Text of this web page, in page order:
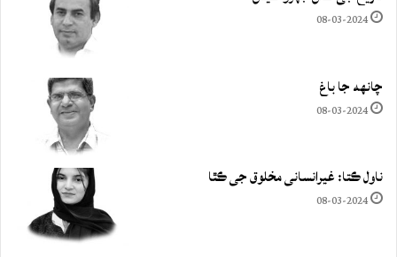
08-03-2024
چانهه جا باغ
08-03-2024
ناول ڪتا: غيرانساني مخلوق جي ڪٿا
08-03-2024